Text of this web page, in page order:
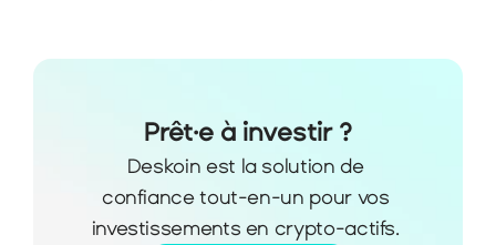
Prêt·e à investir ?
Deskoin est la solution de
confiance tout-en-un pour vos
investissements en crypto-actifs.